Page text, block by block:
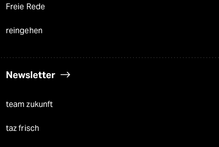
Freie Rede
reingehen
Newsletter
team zukunft
taz frisch